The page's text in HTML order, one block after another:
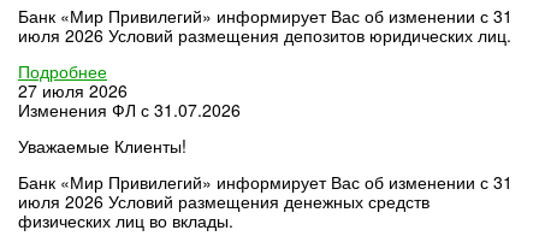
Банк «Мир Привилегий» информирует Вас об изменении с 31
июля 2026 Условий размещения депозитов юридических лиц.
Подробнее
27 июля 2026
Изменения ФЛ с 31.07.2026
Уважаемые Клиенты!
Банк «Мир Привилегий» информирует Вас об изменении с 31
июля 2026 Условий размещения денежных средств
физических лиц во вклады.